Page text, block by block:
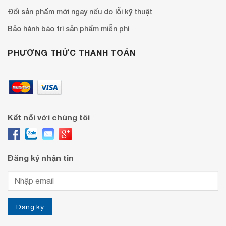
Đổi sản phẩm mới ngay nếu do lỗi kỹ thuật
Bảo hành bào trì sản phẩm miễn phí
PHƯƠNG THỨC THANH TOÁN
Kết nối với chúng tôi
Đăng ký nhận tin